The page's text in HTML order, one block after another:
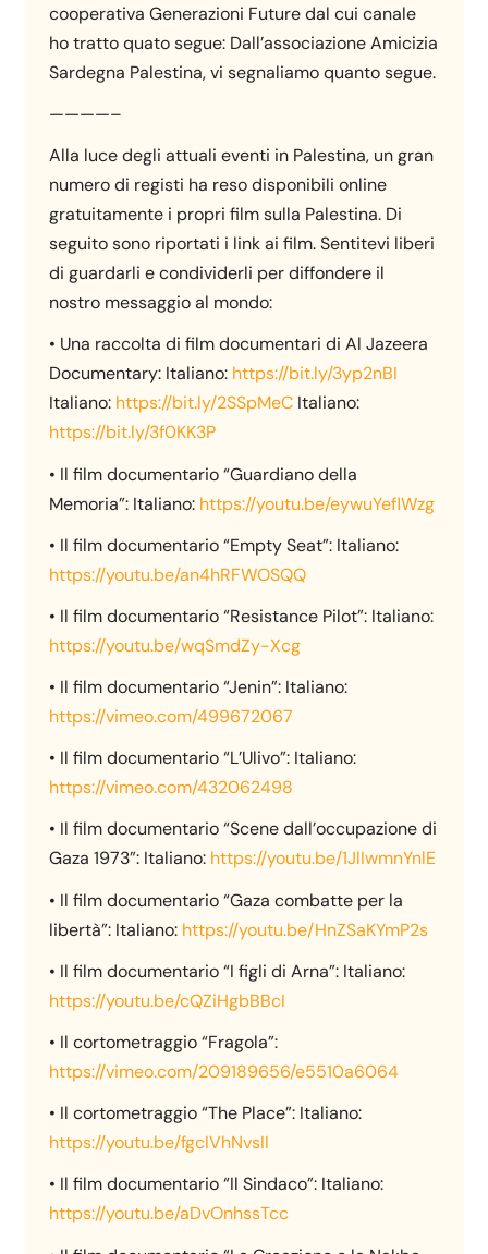
cooperativa Generazioni Future dal cui canale
ho tratto quato segue: Dall’associazione Amicizia
Sardegna Palestina, vi segnaliamo quanto segue.
————–
Alla luce degli attuali eventi in Palestina, un gran
numero di registi ha reso disponibili online
gratuitamente i propri film sulla Palestina. Di
seguito sono riportati i link ai film. Sentitevi liberi
di guardarli e condividerli per diffondere il
nostro messaggio al mondo:
• Una raccolta di film documentari di Al Jazeera
Documentary: Italiano: https://bit.ly/3yp2nBI
Italiano: https://bit.ly/2SSpMeC Italiano:
https://bit.ly/3f0KK3P
• Il film documentario “Guardiano della
Memoria”: Italiano: https://youtu.be/eywuYeflWzg
• Il film documentario “Empty Seat”: Italiano:
https://youtu.be/an4hRFWOSQQ
• Il film documentario “Resistance Pilot”: Italiano:
https://youtu.be/wqSmdZy-Xcg
• Il film documentario “Jenin”: Italiano:
https://vimeo.com/499672067
• Il film documentario “L’Ulivo”: Italiano:
https://vimeo.com/432062498
• Il film documentario “Scene dall’occupazione di
Gaza 1973”: Italiano: https://youtu.be/1JlIwmnYnlE
• Il film documentario “Gaza combatte per la
libertà”: Italiano: https://youtu.be/HnZSaKYmP2s
• Il film documentario “I figli di Arna”: Italiano:
https://youtu.be/cQZiHgbBBcI
• Il cortometraggio “Fragola”:
https://vimeo.com/209189656/e5510a6064
• Il cortometraggio “The Place”: Italiano:
https://youtu.be/fgcIVhNvsII
• Il film documentario “Il Sindaco”: Italiano:
https://youtu.be/aDvOnhssTcc